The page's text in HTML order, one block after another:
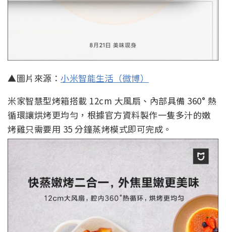
▲圖片來源： 小米智能生活（微博）
米家智慧型烤箱搭載 12cm 大風扇、內部具備 360° 熱
循環讓烘烤更均勻，根據官方資料製作一隻多汁的嫩
烤雞只需要用 35 分鐘蒸烤模式即可完成。